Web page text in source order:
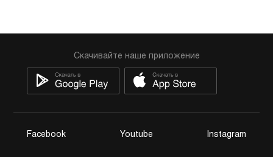
Скачивайте наше приложение
Facebook Youtube Instagram